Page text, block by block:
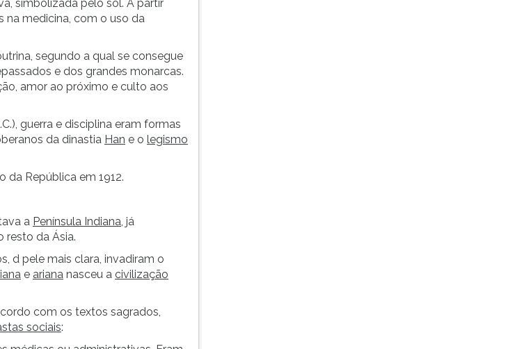
simbolizada pelo sol. A partir
na medicina, com o uso da
segundo a qual se consegue
e dos grandes monarcas.
amor ao próximo e culto aos
guerra e disciplina eram formas
da dinastia Han e o legismo
da República em 1912.
a Península Indiana, já
resto da Ásia.
d pele mais clara, invadiram o
e ariana nasceu a civilização
com os textos sagrados,
sociais: